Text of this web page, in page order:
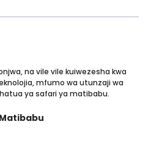
na vile vile kuiwezesha kwa
mfumo wa utunzaji wa
ya safari ya matibabu.